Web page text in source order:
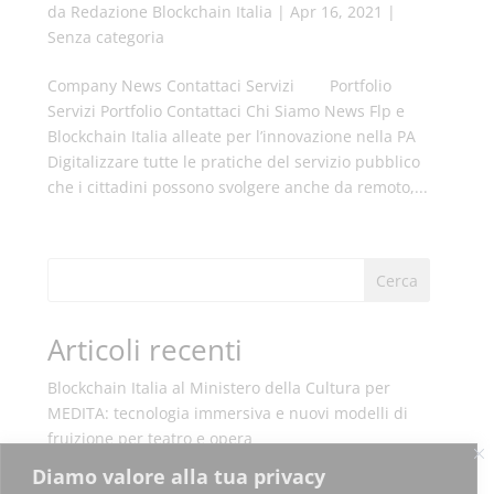
Diamo valore alla tua privacy
da Redazione Blockchain Italia |Apr 16, 2021 |
Senza categoria
Company News Contattaci Servizi Portfolio
Servizi Portfolio Contattaci Chi Siamo News Flp e
Blockchain Italia alleate per l’innovazione nella PA
Digitalizzare tutte le pratiche del servizio pubblico
che i cittadini possono svolgere anche da remoto,...
Cerca
Articoli recenti
Blockchain Italia al Ministero della Cultura per
MEDITA: tecnologia immersiva e nuovi modelli di
fruizione per teatro e opera
Blockchain Italia S.r.l. conclude le attività residue